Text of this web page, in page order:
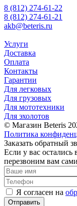
8 (812) 274-61-22
8 (812) 274-61-21
akb@beteris.ru
Услуги
Доставка
Оплата
Контакты
Гарантии
Для легковых
Для грузовых
Для мототехники
Для эхолотов
© Магазин Beteris
Политика
Заказать обратный
Если у вас
перезвоним вам сами
Я согласен на
Отправить